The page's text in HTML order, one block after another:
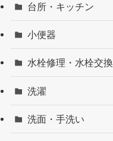
台所・キッチン
小便器
水栓修理・水栓交換
洗濯
洗面・手洗い